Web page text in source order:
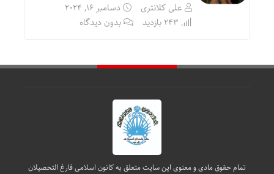
علی کلانتری
دسامبر 16, 2024
بدون دیدگاه
تمام حقوق مادی و معنوی این سایت متعلق به کانون اسلامی فارغ التحصیلان